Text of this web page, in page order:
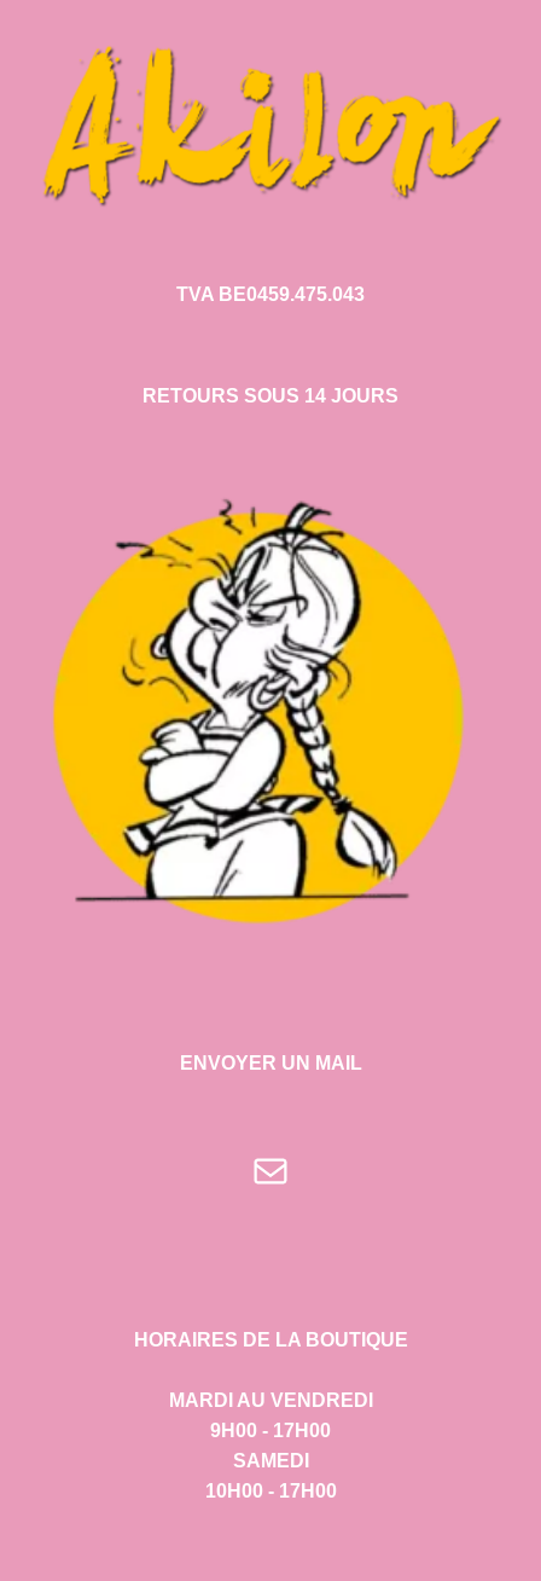
TVA BE0459.475.043
RETOURS SOUS 14 JOURS
ENVOYER UN MAIL
E-mail
HORAIRES DE LA BOUTIQUE
MARDI AU VENDREDI
9H00 - 17H00
SAMEDI
10H00 - 17H00